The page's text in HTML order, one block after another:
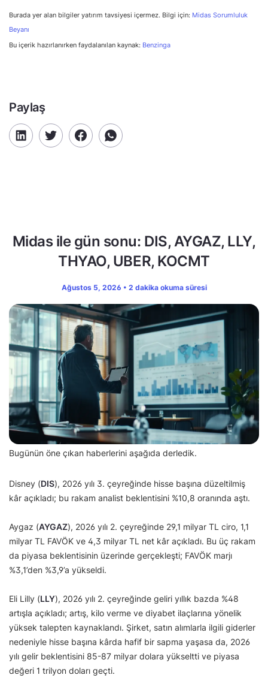
Burada yer alan bilgiler yatırım tavsiyesi içermez. Bilgi için: Midas Sorumluluk
Beyanı
Bu içerik hazırlanırken faydalanılan kaynak: Benzinga
Paylaş
Midas ile gün sonu: DIS, AYGAZ, LLY,
THYAO, UBER, KOCMT
Ağustos 5, 2026 • 2 dakika okuma süresi
Bugünün öne çıkan haberlerini aşağıda derledik.
Disney (DIS), 2026 yılı 3. çeyreğinde hisse başına düzeltilmiş
kâr açıkladı; bu rakam analist beklentisini %10,8 oranında aştı.
Aygaz (AYGAZ), 2026 yılı 2. çeyreğinde 29,1 milyar TL ciro, 1,1
milyar TL FAVÖK ve 4,3 milyar TL net kâr açıkladı. Bu üç rakam
da piyasa beklentisinin üzerinde gerçekleşti; FAVÖK marjı
%3,1’den %3,9’a yükseldi.
Eli Lilly (LLY), 2026 yılı 2. çeyreğinde geliri yıllık bazda %48
artışla açıkladı; artış, kilo verme ve diyabet ilaçlarına yönelik
yüksek talepten kaynaklandı. Şirket, satın alımlarla ilgili giderler
nedeniyle hisse başına kârda hafif bir sapma yaşasa da, 2026
yılı gelir beklentisini 85-87 milyar dolara yükseltti ve piyasa
değeri 1 trilyon doları geçti.